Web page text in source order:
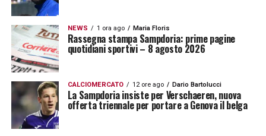
NEWS 1 ora ago Maria Floris
Rassegna stampa Sampdoria: prime pagine
quotidiani sportivi – 8 agosto 2026
CALCIOMERCATO 12 ore ago Dario Bartolucci
La Sampdoria insiste per Verschaeren, nuova
offerta triennale per portare a Genova il belga